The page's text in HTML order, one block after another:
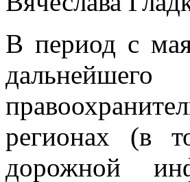
В период с
регионах (в
дорожной